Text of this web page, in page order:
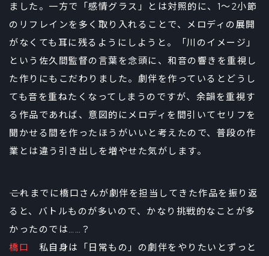
ました。一方で「感情グラス」とは対照的に、1〜2小節
のリフレインを多く取り入れることで、メロディの展開
がなくても耳に残るようにしようと。「川のイメージ」
という佐久間監督の言葉を念頭に、和音の響きを重視し
た作りにもこだわりました。劇伴を作っているとどうし
ても音を重ねたくなってしまうのですが、余韻を重視す
る作品であれば、意図的にメロディを間引いてセリフを
聞かせる間を作ったほうがいいと考えたので、普段の作
業とは違う引き出しを増やせた気がします。
――これまでに橋口さんが劇伴を担当してきた作品を振り返
ると、バトルものが多いので、かなり挑戦的なことが多
かったのでは……？
橋口 私自身は「日常もの」の劇伴をやりたいとずっと